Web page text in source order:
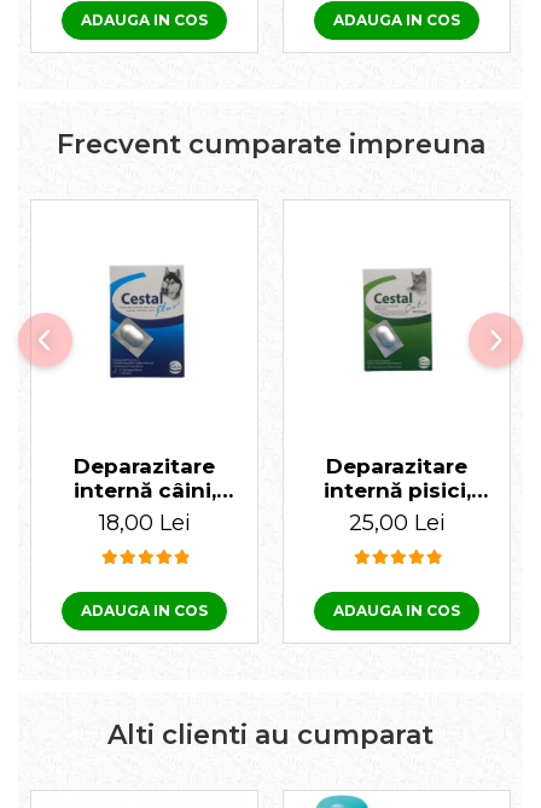
ADAUGA IN COS ADAUGA IN COS
Frecvent cumparate impreuna
Deparazitare
internă câini,
Cestal Plus 1
tabletă
18,00 Lei
ADAUGA IN COS
Deparazitare
internă pisici,
Cestal 1 tabletă
25,00 Lei
ADAUGA IN COS
Alti clienti au cumparat